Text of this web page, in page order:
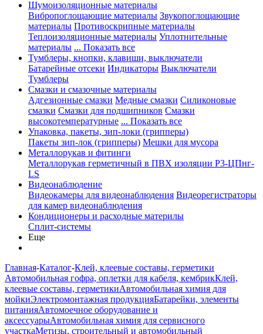
Шумоизоляционные материалы
Вибропоглощающие материалы Звукопоглощающие
материалы Противоскрипные материалы
Теплоизоляционные материалы Уплотнительные
материалы ... Показать все
Тумблеры, кнопки, клавиши, выключатели
Батарейные отсеки Индикаторы Выключатели
Тумблеры
Смазки и смазочные материалы
Адгезионные смазки Медные смазки Силиконовые
смазки Смазки для подшипников Смазки
высокотемпературные ... Показать все
Упаковка, пакеты, зип-локи (грипперы)
Пакеты зип-лок (грипперы) Мешки для мусора
Металлорукав и фитинги
Металлорукав герметичный в ПВХ изоляции Р3-ЦПнг-
LS
Видеонаблюдение
Видеокамеры для видеонаблюдения Видеорегистраторы
для камер видеонаблюдения
Кондиционеры и расходные материлы
Сплит-системы
Еще
Главная-Каталог-Клей, клеевые составы, герметики
Автомобильная гофра, оплетки для кабеля, кембрикКлей,
клеевые составы, герметикиАвтомобильная химия для
мойкиЭлектромонтажная продукцияБатарейки, элементы
питанияАвтомоечное оборудование и
аксессуарыАвтомобильная химия для сервисного
участкаМетизы, строительный и автомобильный